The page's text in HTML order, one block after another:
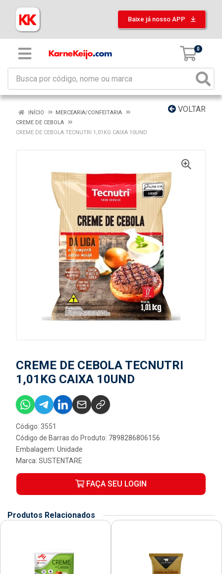
Baixe já nosso APP
0
VOLTAR
INÍCIO
MERCEARIA/CONFEITARIA
CREME DE CEBOLA
CREME DE CEBOLA TECNUTRI 1,01KG CAIXA 10UND
CREME DE CEBOLA TECNUTRI
1,01KG CAIXA 10UND
Código: 3551
Código de Barras do Produto: 7898286806156
Embalagem: Unidade
Marca: SUSTENTARE
FAÇA SEU LOGIN
Produtos Relacionados